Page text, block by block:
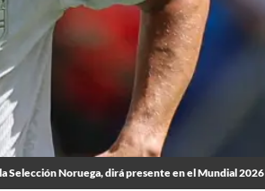
Selección Noruega, dirá presente en el Mundial 2026